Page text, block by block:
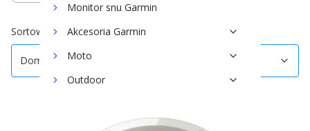
Monitor snu Garmin
Akcesoria Garmin
Moto
Outdoor
Garmin dla psów
Sortowanie: Domyślne
Domyślne